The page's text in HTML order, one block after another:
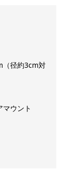
（径約3cm対
ウント